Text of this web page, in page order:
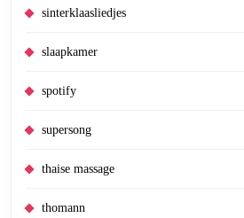
sinterklaasliedjes
slaapkamer
spotify
supersong
thaise massage
thomann